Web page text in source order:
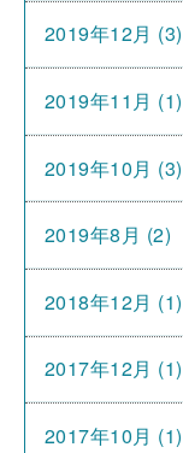
2019年12月 (3)
2019年11月 (1)
2019年10月 (3)
2019年8月 (2)
2018年12月 (1)
2017年12月 (1)
2017年10月 (1)